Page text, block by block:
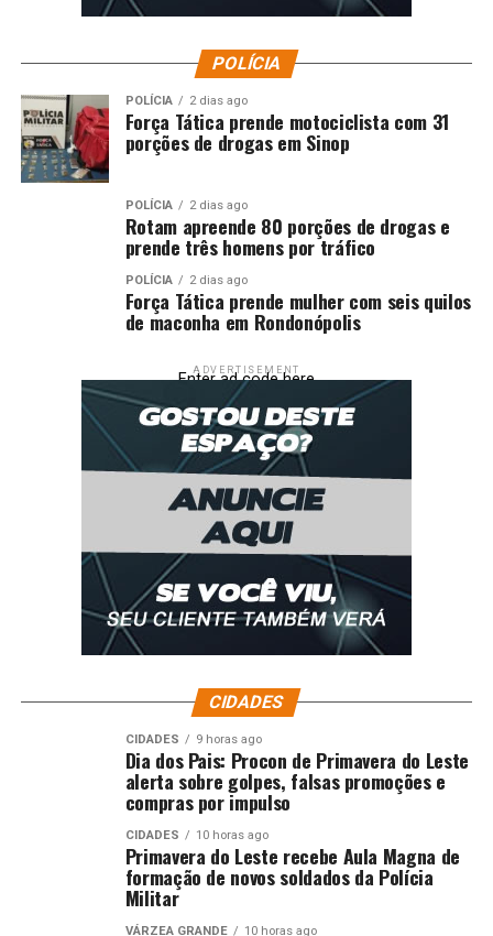
eliminar até 2025 o trabalho infantil em todas as suas
Objetivos de Desenvolvimento Sustentável (ODS)
estabelecidos pela Assembleia Geral das Nações Unidas
(ONU).
Trabalho Infantil expõe crianças e adolescentes a
diversos riscos Foto:
POLÍCIA
POLÍCIA 2 dias ago
Força Tática prende motociclista com 31
porções de drogas em Sinop
POLÍCIA 2 dias ago
Rotam apreende 80 porções de drogas e
prende três homens por tráfico
POLÍCIA 2 dias ago
Força Tática prende mulher com seis quilos
de maconha em Rondonópolis
ADVERTISEMENT
Enter ad code here
CIDADES
CIDADES 9 horas ago
Dia dos Pais: Procon de Primavera do Leste
alerta sobre golpes, falsas promoções e
compras por impulso
CIDADES 10 horas ago
Primavera do Leste recebe Aula Magna de
formação de novos soldados da Polícia
Militar
VÁRZEA GRANDE 10 horas ago